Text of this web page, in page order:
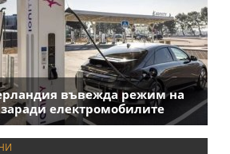
въвежда режим на
заради електромобилите